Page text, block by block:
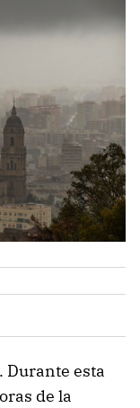
Durante esta
de la